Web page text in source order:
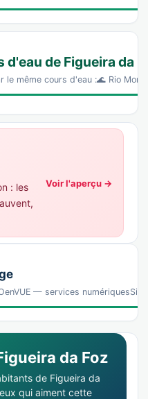
d'eau de Figueira da
le même cours d'eau :🌊 Rio
: les
Voir l'aperçu →
— services
da Foz
de Figueira da
qui aiment cette